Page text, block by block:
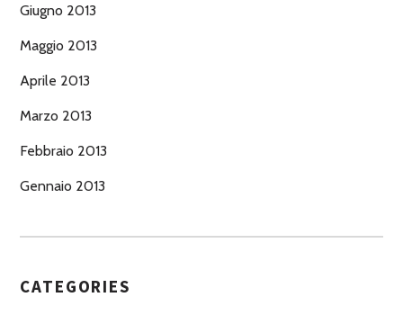
Giugno 2013
Maggio 2013
Aprile 2013
Marzo 2013
Febbraio 2013
Gennaio 2013
CATEGORIES